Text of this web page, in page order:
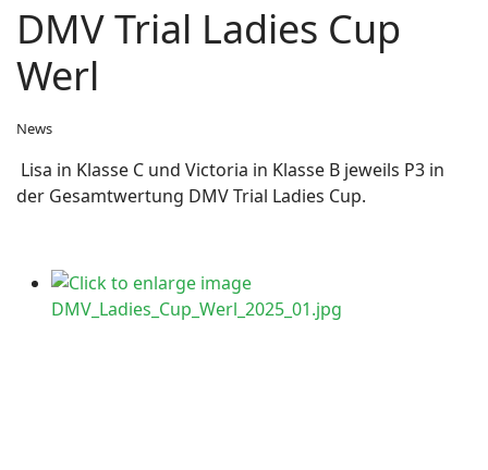
DMV Trial Ladies Cup
Werl
News
Lisa in Klasse C und Victoria in Klasse B jeweils P3 in
der Gesamtwertung DMV Trial Ladies Cup.